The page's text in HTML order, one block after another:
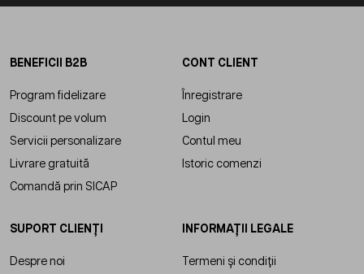
BENEFICII B2B
Program fidelizare
Discount pe volum
Servicii personalizare
Livrare gratuită
Comandă prin SICAP
CONT CLIENT
Înregistrare
Login
Contul meu
Istoric comenzi
SUPORT CLIENȚI
Despre noi
INFORMAȚII LEGALE
Termeni și condiții